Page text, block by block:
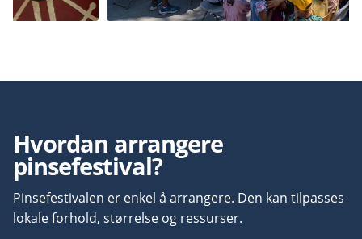
Hvordan arrangere
pinsefestival?
Pinsefestivalen er enkel å arrangere. Den kan tilpasses
lokale forhold, størrelse og ressurser.